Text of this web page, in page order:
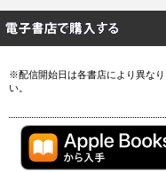
※配信開始日は各書店により異な
い。